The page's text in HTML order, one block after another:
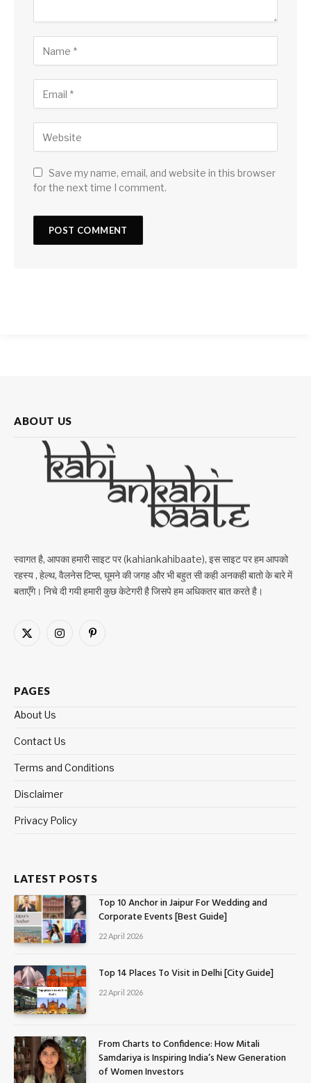
Save my name, email, and website in this browser
for the next time I comment.
ABOUT US
स्वागत है, आपका हमारी साइट पर (kahiankahibaate), इस साइट पर हम आपको
रहस्य , हेल्थ, वैलनेस टिप्स, घूमने की जगह और भी बहुत सी कही अनकही बातो के बारे में
बताएँगे। निचे दी गयी हमारी कुछ केटेगरी है जिसपे हम अधिकतर बात करते है।
X
InstagramPinterest
PAGES
About Us
Contact Us
Terms and Conditions
Disclaimer
Privacy Policy
LATEST POSTS
Top 10 Anchor in Jaipur For Wedding and
Corporate Events [Best Guide]
22 April 2026
Top 14 Places To Visit in Delhi [City Guide]
22 April 2026
From Charts to Confidence: How Mitali
Samdariya is Inspiring India’s New Generation
of Women Investors